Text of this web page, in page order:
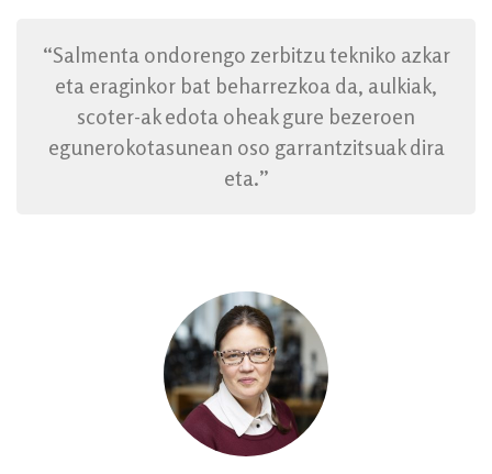
“Salmenta ondorengo zerbitzu tekniko azkar
eta eraginkor bat beharrezkoa da, aulkiak,
scoter-ak edota oheak gure bezeroen
egunerokotasunean oso garrantzitsuak dira
eta.”